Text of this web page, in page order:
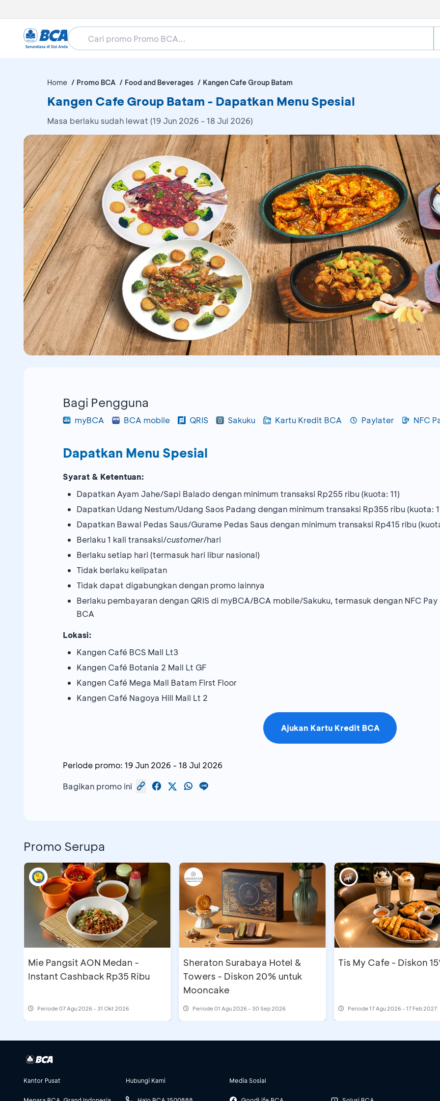
Home Promo BCA Food and Beverages Kangen Cafe Group Batam
Kangen Cafe Group Batam - Dapatkan Menu Spesial
Masa berlaku sudah lewat (19 Jun 2026 - 18 Jul 2026)
Bagi Pengguna
myBCA BCA mobile QRIS Sakuku Kartu Kredit BCA Paylater NFC
Dapatkan Menu Spesial
Syarat & Ketentuan:
Dapatkan Ayam Jahe/Sapi Balado dengan minimum transaksi Rp255 ribu (kuota: 11)
Dapatkan Udang Nestum/Udang Saos Padang dengan minimum transaksi Rp355 ribu (kuota:
Dapatkan Bawal Pedas Saus/Gurame Pedas Saus dengan minimum transaksi Rp415 ribu
Berlaku 1 kali transaksi/customer/hari
Berlaku setiap hari (termasuk hari libur nasional)
Tidak berlaku kelipatan
Tidak dapat digabungkan dengan promo lainnya
Berlaku pembayaran dengan QRIS di myBCA/BCA mobile/Sakuku, termasuk dengan NFC
BCA
Lokasi:
Kangen Café BCS Mall Lt3
Kangen Café Botania 2 Mall Lt GF
Kangen Café Mega Mall Batam First Floor
Kangen Café Nagoya Hill Mall Lt 2
Ajukan Kartu Kredit BCA
Periode promo: 19 Jun 2026 - 18 Jul 2026
Bagikan promo ini
Promo Serupa
Mie Pangsit AON Medan -
Instant Cashback Rp35 Ribu
Periode07 Agu 2026 - 31 Okt 2026
Sheraton Surabaya Hotel &
Towers - Diskon 20% untuk
Mooncake
Periode01 Agu 2026 - 30 Sep 2026
Tis My Cafe - Diskon
Periode17 Agu 2026 - 17 Feb 2027
Kantor Pusat Hubungi Kami Media Sosial